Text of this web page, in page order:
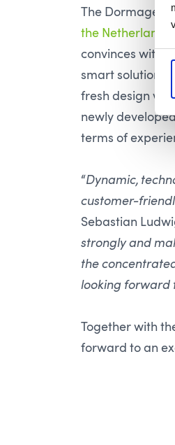
The
the Netherlands
convinces with
smart solutions.
fresh design
newly
terms of
“Dynamic,
customer-
Sebastian
strongly and
the
looking forward
Together with
forward to an